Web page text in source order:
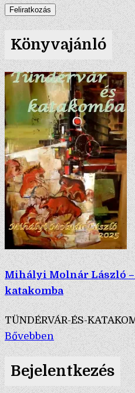
Könyvajánló
Mihályi Molnár László
katakomba
TÜNDÉRVÁR-ÉS-
Bővebben
Bejelentkezés